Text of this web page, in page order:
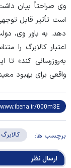
وی صراحتاً بیان
است تأثیر قابل
دهد. به باور وی،
اعتبار کالابرگ را
به‌روزرسانی کند»
واقعی برای بهبود
برچسب ها:
ارسال‌ نظر